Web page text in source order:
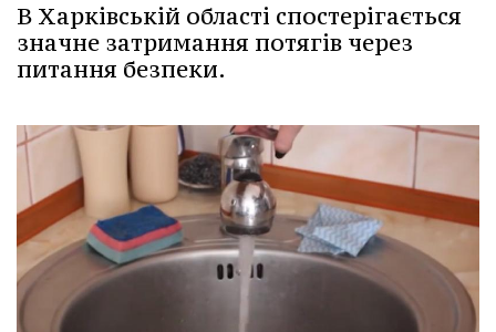
В Харківській області спостерігається
значне затримання потягів через
питання безпеки.